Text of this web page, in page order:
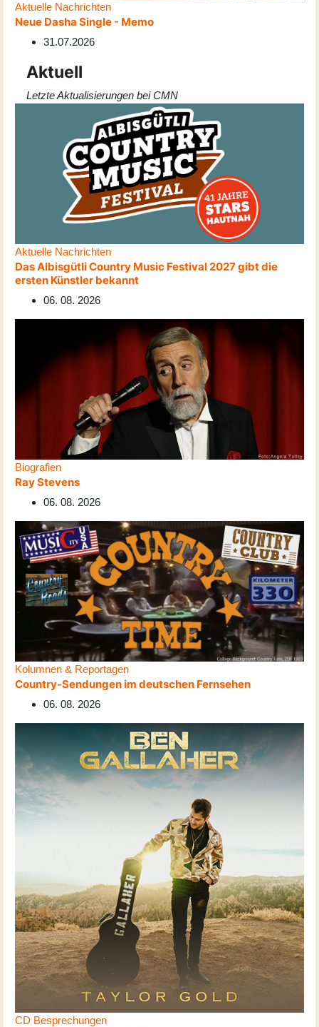
Aktuelle Nachrichten
Neue Dasha Single - Memo
31.07.2026
Aktuell
Letzte Aktualisierungen bei CMN
Aktuelle Nachrichten
Das Albisgütli Country Music Festival 2027 gibt die
ersten Künstler bekannt
06. 08. 2026
Biografien
Ray Stevens
06. 08. 2026
Kolumnen & Reportagen
Country-Sendungen im deutschen Fernsehen
06. 08. 2026
CD Besprechungen